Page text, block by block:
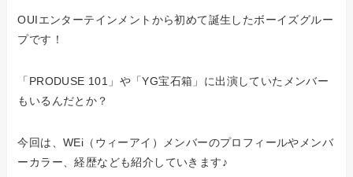
OUIエンターテインメントから初めて誕生したボーイズグルー
プです！
「PRODUSE 101」や「YG宝石箱」に出演していたメンバー
もいるんだとか？
今回は、WEi（ウィーアイ）メンバーのプロフィールやメンバ
ーカラー、経歴なども紹介していきます♪